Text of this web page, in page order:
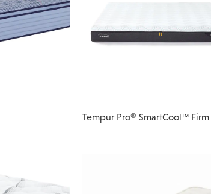
Tempur Pro® SmartCool™ Firm